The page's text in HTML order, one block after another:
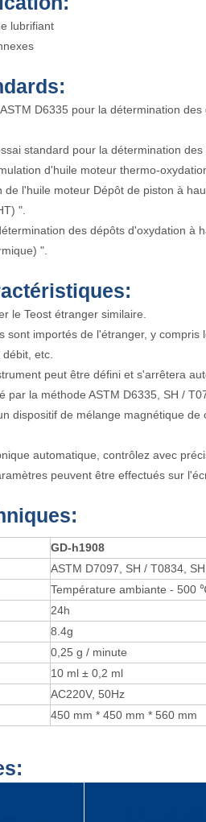
lubrifiant
D6335 pour la détermination
standard pour la détermination
d'huile moteur thermo-
de l'huile moteur Dépôt de piston à
".
des dépôts d'oxydation à
".
:
le Teost étranger similaire.
sont importés de l'étranger, y
etc.
peut être défini et s'arrêtera
par la méthode ASTM D6335, SH /
dispositif de mélange magnétique
automatique, contrôlez avec
peuvent être effectués sur
GD-h1908
ASTM D7097, SH / T0834,
Température ambiante -
24h
8.4g
0,25 g / minute
10 ml ± 0,2 ml
AC220V, 50Hz
450 mm * 450 mm * 560 mm